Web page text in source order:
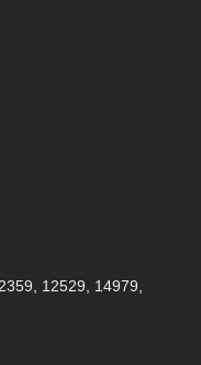
12529, 14979,